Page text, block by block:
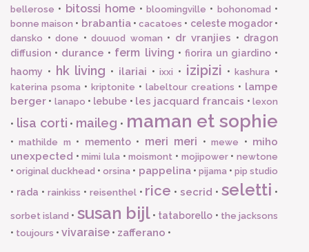
bellerose • bitossi home • bloomingville • bohonomad •
bonne maison • brabantia•cacatoes • celeste mogador•
dansko • done • douuod woman • dr vranjies • dragon
diffusion • durance • ferm living • fiorira un giardino•
haomy • hk living • ilariai •ixxi • izipizi •kashura •
katerina psoma • kriptonite • labeltour creations • lampe
berger • lanapo • lebube • les jacquard francais •lexon
• lisa corti • maileg • maman et sophie
•mathilde m • memento• meri meri •mewe • miho
unexpected •mimi lula •moismont • mojipower•newtone
•original duckhead •orsina • pappelina• pijama • pip studio
• rada • rainkiss • reisenthel• rice •secrid •seletti •
sorbet island • susan bijl• tataborello • the jacksons
• toujours • vivaraise • zafferano •